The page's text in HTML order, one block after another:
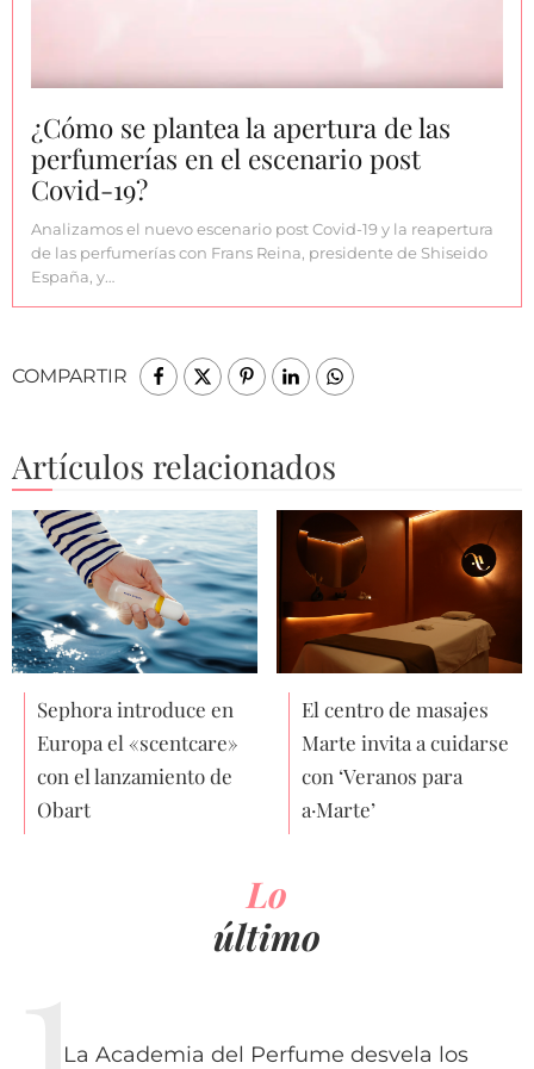
¿Cómo se plantea la apertura de las
perfumerías en el escenario post
Covid-19?
Analizamos el nuevo escenario post Covid-19 y la reapertura
de las perfumerías con Frans Reina, presidente de Shiseido
España, y…
COMPARTIR
Artículos relacionados
Sephora introduce en
Europa el «scentcare»
con el lanzamiento de
Obart
El centro de masajes
Marte invita a cuidarse
con ‘Veranos para
a·Marte’
Lo
último
La Academia del Perfume desvela los